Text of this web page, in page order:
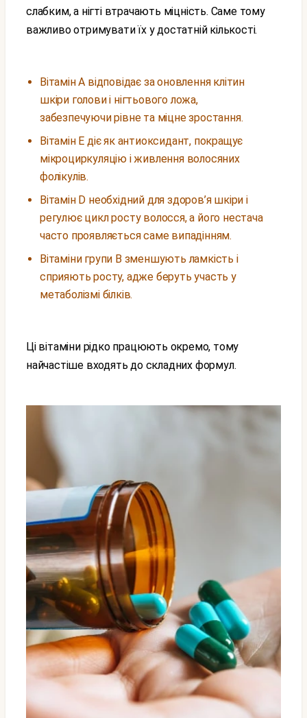
слабким, а нігті втрачають міцність. Саме тому
важливо отримувати їх у достатній кількості.
Вітамін A відповідає за оновлення клітин
шкіри голови і нігтьового ложа,
забезпечуючи рівне та міцне зростання.
Вітамін E діє як антиоксидант, покращує
мікроциркуляцію і живлення волосяних
фолікулів.
Вітамін D необхідний для здоров’я шкіри і
регулює цикл росту волосся, а його нестача
часто проявляється саме випадінням.
Вітаміни групи B зменшують ламкість і
сприяють росту, адже беруть участь у
метаболізмі білків.
Ці вітаміни рідко працюють окремо, тому
найчастіше входять до складних формул.